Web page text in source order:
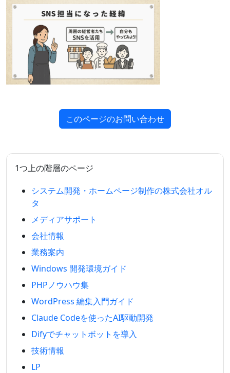
このページのお問い合わせ
1つ上の階層のページ
システム開発・ホームページ制作の株式会社オル
タ
メディアサポート
会社情報
業務案内
Windows 開発環境ガイド
PHPノウハウ集
WordPress 編集入門ガイド
Claude Codeを使ったAI駆動開発
Difyでチャットボットを導入
技術情報
LP